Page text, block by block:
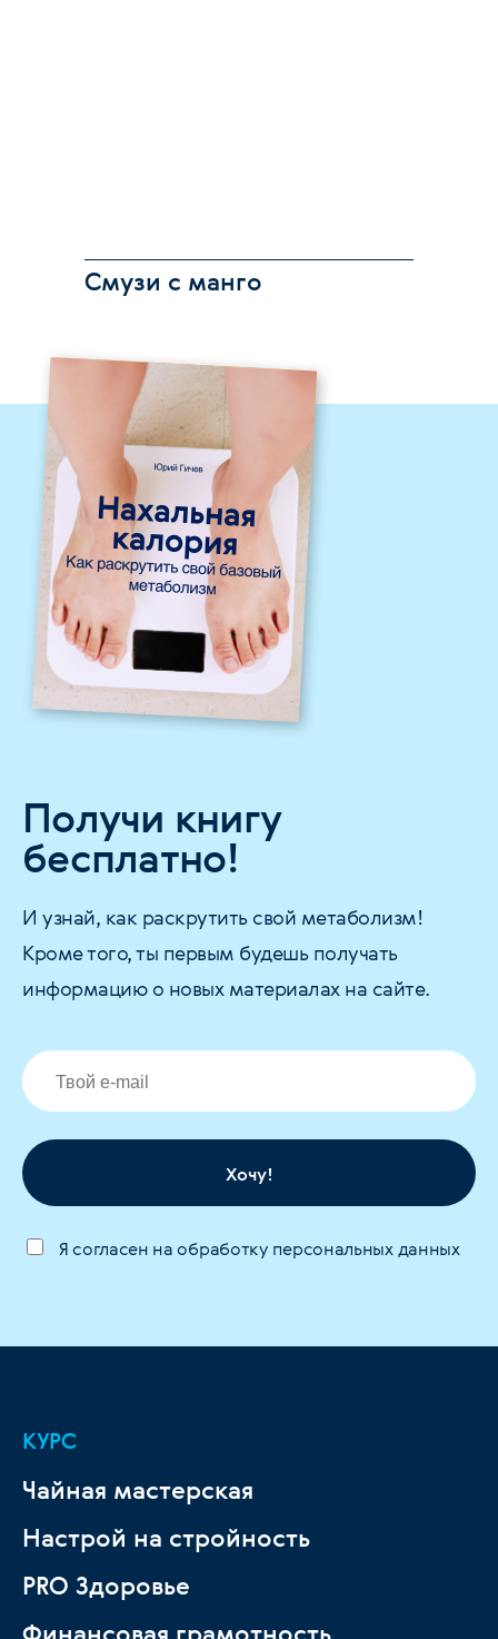
Смузи с манго
Получи книгу
бесплатно!
И узнай, как раскрутить свой метаболизм!
Кроме того, ты первым будешь получать
информацию о новых материалах на сайте.
Хочу!
Я согласен на обработку персональных данных
КУРС
Чайная мастерская
Настрой на стройность
PRO Здоровье